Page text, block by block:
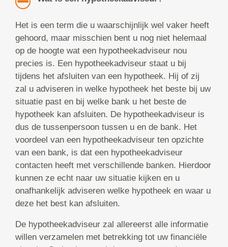
Het is een term die u waarschijnlijk wel vaker heeft
gehoord, maar misschien bent u nog niet helemaal
op de hoogte wat een hypotheekadviseur nou
precies is. Een hypotheekadviseur staat u bij
tijdens het afsluiten van een hypotheek. Hij of zij
zal u adviseren in welke hypotheek het beste bij uw
situatie past en bij welke bank u het beste de
hypotheek kan afsluiten. De hypotheekadviseur is
dus de tussenpersoon tussen u en de bank. Het
voordeel van een hypotheekadviseur ten opzichte
van een bank, is dat een hypotheekadviseur
contacten heeft met verschillende banken. Hierdoor
kunnen ze echt naar uw situatie kijken en u
onafhankelijk adviseren welke hypotheek en waar u
deze het best kan afsluiten.
De hypotheekadviseur zal allereerst alle informatie
willen verzamelen met betrekking tot uw financiële